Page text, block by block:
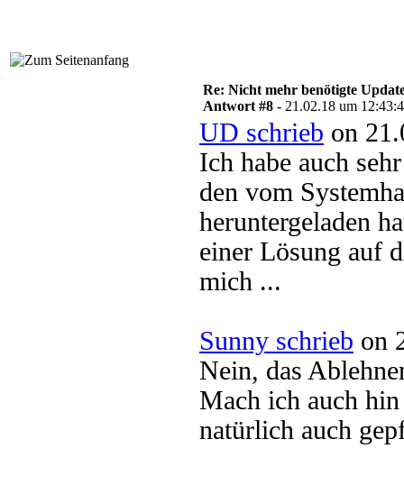
Re: Nicht mehr benötigte
Antwort #8 - 21.02.18 um
UD schrieb on
Ich habe auch
den vom
heruntergeladen
einer Lösung auf
mich ...
Sunny schrieb on
Nein, das
Mach ich auch
natürlich auch